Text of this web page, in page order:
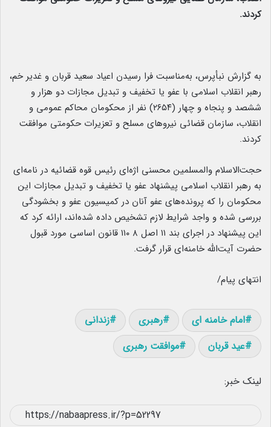
کردند.
به گزارش نبأپرس، به‌مناسبت فرا رسیدن اعیاد سعید قربان و غدیر خم،
رهبر انقلاب اسلامی با عفو یا تخفیف و تبدیل مجازات دو هزار و
ششصد و پنجاه و چهار (۲۶۵۴) نفر از محکومان محاکم عمومی و
انقلاب، سازمان قضائی نیروهای مسلح و تعزیرات حکومتی موافقت
کردند.
حجت‌الاسلام والمسلمین محسنی اژه‌ای رئیس قوه قضائیه در نامه‌ای
به رهبر انقلاب اسلامی پیشنهاد عفو یا تخفیف و تبدیل مجازات این
محکومان را که پرونده‌های عفو آنان در کمیسیون عفو و بخشودگی
بررسی شده و واجد شرایط لازم تشخیص داده شده‌اند، ارائه کرد که
این پیشنهاد در اجرای بند ۱۱ اصل ۸ ۱۱۰ قانون اساسی مورد قبول
حضرت آیت‌الله خامنه‌ای قرار گرفت.
انتهای پیام/
امام خامنه ای رهبری
زندانی
عید قربان
موافقت رهبری
لینک خبر: